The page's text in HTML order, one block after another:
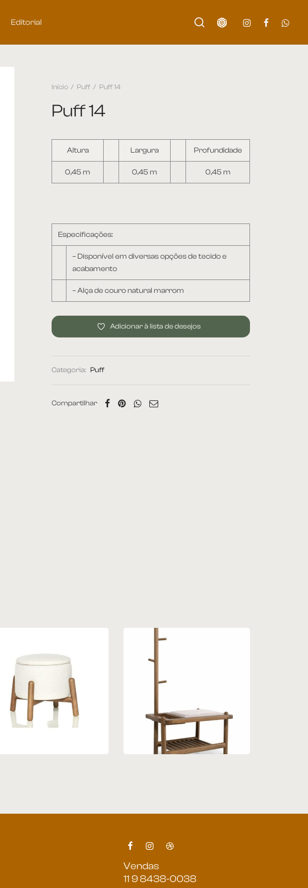
Editorial
Início / Puff / Puff 14
Puff 14
Altura Largura Profundidade
0,45 m 0,45 m 0,45 m
Especificações:
– Disponível em diversas opções de tecido e
acabamento
– Alça de couro natural marrom
Adicionar à lista de desejos
Categoria: Puff
Compartilhar
Banco Sapateira 29
Vendas
11 9 8438-0038